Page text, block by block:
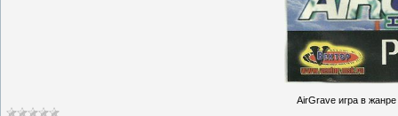
AirGrave игра в